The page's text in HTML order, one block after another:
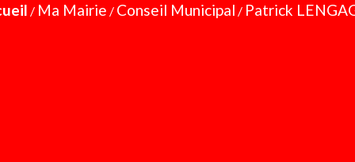
/ Ma Mairie / Conseil Municipal / Patrick